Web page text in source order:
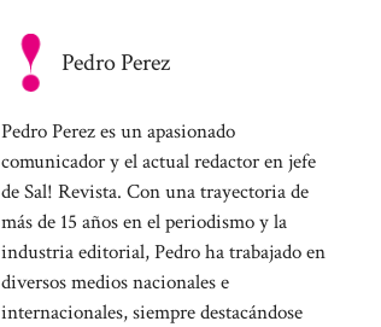
Pedro Perez
Pedro Perez es un apasionado
comunicador y el actual redactor en jefe
de Sal! Revista. Con una trayectoria de
más de 15 años en el periodismo y la
industria editorial, Pedro ha trabajado en
diversos medios nacionales e
internacionales, siempre destacándose